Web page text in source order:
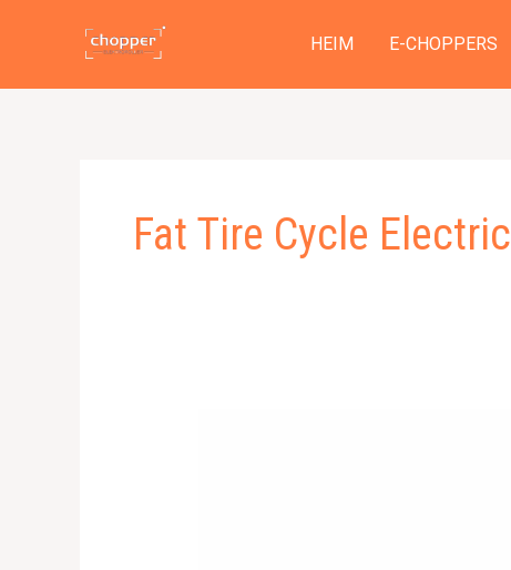
HEIM E-CHOPPERS
Fat Tire Cycle Electric